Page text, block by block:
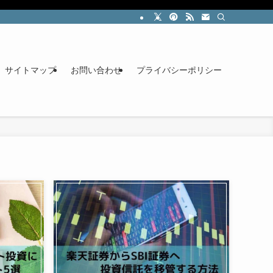
サイトマップ お問い合わせ プライバシーポリシー